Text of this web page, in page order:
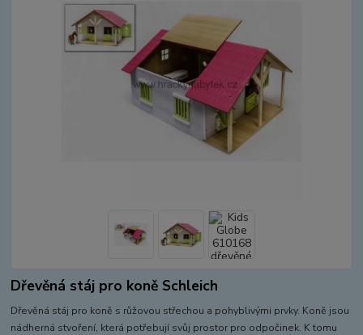
Dřevěná stáj pro koně Schleich
Dřevěná stáj pro koně s růžovou střechou a pohyblivými prvky. Koně jsou
nádherná stvoření, která potřebují svůj prostor pro odpočinek. K tomu